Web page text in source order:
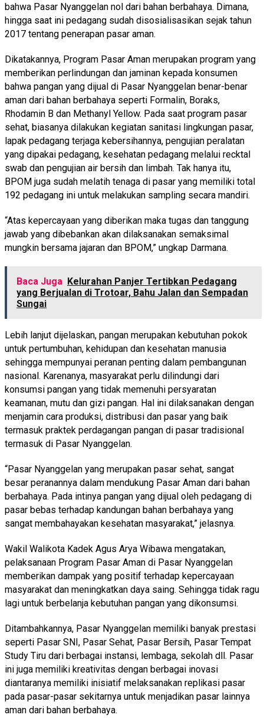
bahwa Pasar Nyanggelan nol dari bahan berbahaya. Dimana,
hingga saat ini pedagang sudah disosialisasikan sejak tahun
2017 tentang penerapan pasar aman.
Dikatakannya, Program Pasar Aman merupakan program yang
memberikan perlindungan dan jaminan kepada konsumen
bahwa pangan yang dijual di Pasar Nyanggelan benar-benar
aman dari bahan berbahaya seperti Formalin, Boraks,
Rhodamin B dan Methanyl Yellow. Pada saat program pasar
sehat, biasanya dilakukan kegiatan sanitasi lingkungan pasar,
lapak pedagang terjaga kebersihannya, pengujian peralatan
yang dipakai pedagang, kesehatan pedagang melalui recktal
swab dan pengujian air bersih dan limbah. Tak hanya itu,
BPOM juga sudah melatih tenaga di pasar yang memiliki total
192 pedagang ini untuk melakukan sampling secara mandiri.
“Atas kepercayaan yang diberikan maka tugas dan tanggung
jawab yang dibebankan akan dilaksanakan semaksimal
mungkin bersama jajaran dan BPOM,” ungkap Darmana.
Baca Juga Kelurahan Panjer Tertibkan Pedagang
yang Berjualan di Trotoar, Bahu Jalan dan Sempadan
Sungai
Lebih lanjut dijelaskan, pangan merupakan kebutuhan pokok
untuk pertumbuhan, kehidupan dan kesehatan manusia
sehingga mempunyai peranan penting dalam pembangunan
nasional. Karenanya, masyarakat perlu dilindungi dari
konsumsi pangan yang tidak memenuhi persyaratan
keamanan, mutu dan gizi pangan. Hal ini dilaksanakan dengan
menjamin cara produksi, distribusi dan pasar yang baik
termasuk praktek perdagangan pangan di pasar tradisional
termasuk di Pasar Nyanggelan.
“Pasar Nyanggelan yang merupakan pasar sehat, sangat
besar peranannya dalam mendukung Pasar Aman dari bahan
berbahaya. Pada intinya pangan yang dijual oleh pedagang di
pasar bebas terhadap kandungan bahan berbahaya yang
sangat membahayakan kesehatan masyarakat,” jelasnya.
Wakil Walikota Kadek Agus Arya Wibawa mengatakan,
pelaksanaan Program Pasar Aman di Pasar Nyanggelan
memberikan dampak yang positif terhadap kepercayaan
masyarakat dan meningkatkan daya saing. Sehingga tidak ragu
lagi untuk berbelanja kebutuhan pangan yang dikonsumsi.
Ditambahkannya, Pasar Nyanggelan memiliki banyak prestasi
seperti Pasar SNI, Pasar Sehat, Pasar Bersih, Pasar Tempat
Study Tiru dari berbagai instansi, lembaga, sekolah dll. Pasar
ini juga memiliki kreativitas dengan berbagai inovasi
diantaranya memiliki inisiatif melaksanakan replikasi pasar
pada pasar-pasar sekitarnya untuk menjadikan pasar lainnya
aman dari bahan berbahaya.